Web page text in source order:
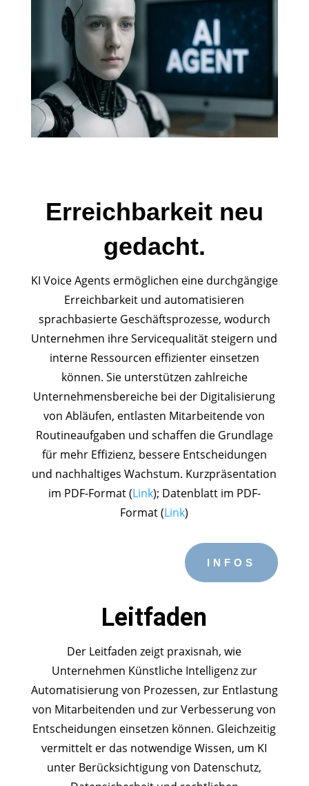
Erreichbarkeit neu
gedacht.
KI Voice Agents ermöglichen eine durchgängige
Erreichbarkeit und automatisieren
sprachbasierte Geschäftsprozesse, wodurch
Unternehmen ihre Servicequalität steigern und
interne Ressourcen effizienter einsetzen
können. Sie unterstützen zahlreiche
Unternehmensbereiche bei der Digitalisierung
von Abläufen, entlasten Mitarbeitende von
Routineaufgaben und schaffen die Grundlage
für mehr Effizienz, bessere Entscheidungen
und nachhaltiges Wachstum. Kurzpräsentation
im PDF-Format (Link); Datenblatt im PDF-
Format (Link)
INFOS
Leitfaden
Der Leitfaden zeigt praxisnah, wie
Unternehmen Künstliche Intelligenz zur
Automatisierung von Prozessen, zur Entlastung
von Mitarbeitenden und zur Verbesserung von
Entscheidungen einsetzen können. Gleichzeitig
vermittelt er das notwendige Wissen, um KI
unter Berücksichtigung von Datenschutz,